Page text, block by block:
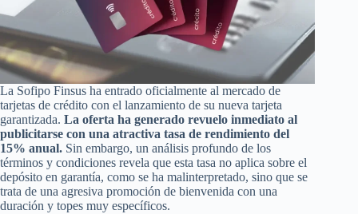
La Sofipo Finsus ha entrado oficialmente al mercado de
tarjetas de crédito con el lanzamiento de su nueva tarjeta
garantizada. La oferta ha generado revuelo inmediato al
publicitarse con una atractiva tasa de rendimiento del
15% anual. Sin embargo, un análisis profundo de los
términos y condiciones revela que esta tasa no aplica sobre el
depósito en garantía, como se ha malinterpretado, sino que se
trata de una agresiva promoción de bienvenida con una
duración y topes muy específicos.